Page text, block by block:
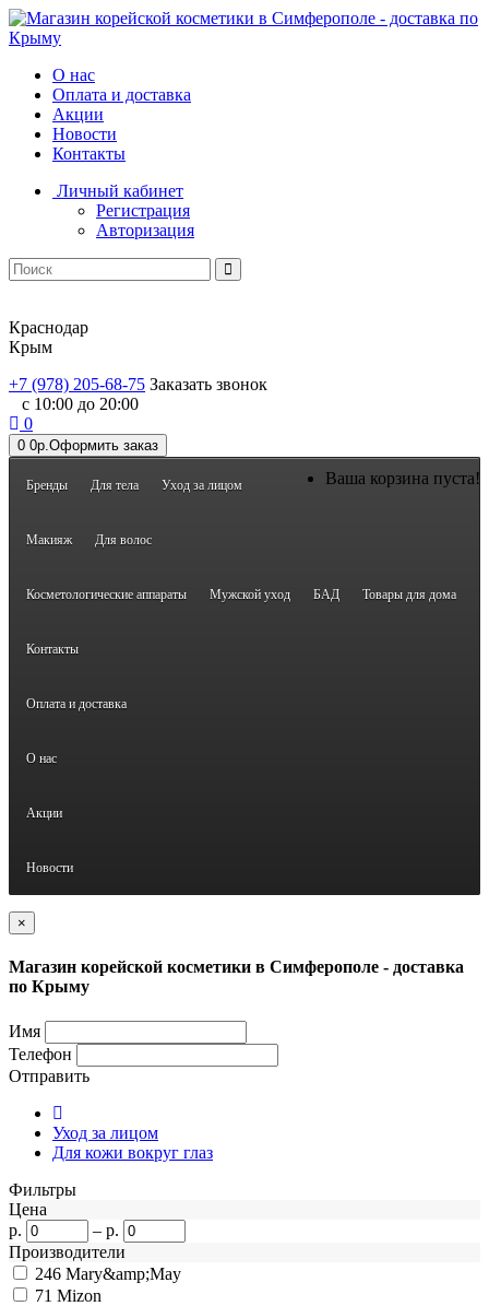
О нас
Оплата и доставка
Акции
Новости
Контакты
Личный кабинет
Регистрация
Авторизация
Краснодар
Крым
+7 (978) 205-68-75 Заказать звонок
с 10:00 до 20:00
0
0 0р.Оформить заказ
Ваша корзина пуста!
Бренды Для тела Уход за лицом
Макияж Для волос
Косметологические аппараты Мужской уход БАД Товары для дома
Контакты
Оплата и доставка
О нас
Акции
Новости
×
Магазин корейской косметики в Симферополе - доставка
по Крыму
Имя
Телефон
Отправить
Уход за лицом
Для кожи вокруг глаз
Фильтры
Цена
р.
– р.
Производители
246 Mary&amp;May
71 Mizon